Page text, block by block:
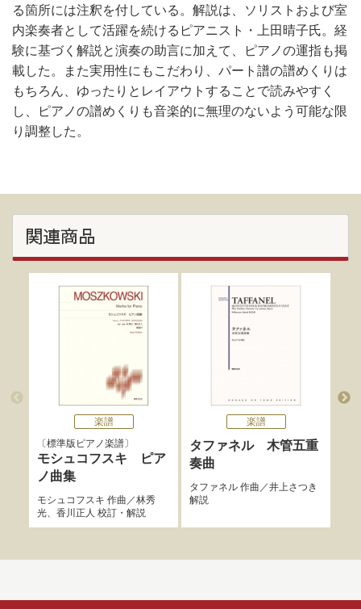
る箇所には注釈を付している。解説は、ソリストおよび室
内楽奏者として活躍を続けるピアニスト・上田晴子氏。経
験に基づく解説と演奏の助言に加えて、ピアノの運指も掲
載した。また実用性にもこだわり、パート譜の譜めくりは
もちろん、ゆったりとレイアウトすることで読みやすく
し、ピアノの譜めくりも音楽的に無理のないよう可能な限
り調整した。
関連商品
楽譜
標準版ピアノ楽譜
モシュコフスキ ピア
ノ曲集
モシュコフスキ 作曲／林秀
光、 香川正人 校訂・解説
楽譜
タファネル 木管五重
奏曲
タファネル作曲／井上さつき
解説